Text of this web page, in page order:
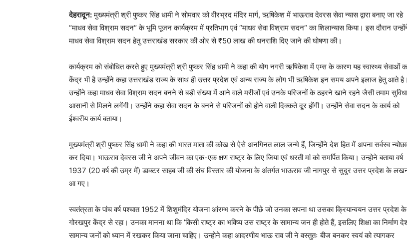
देहरादून:मुख्यमंत्री श्री पुष्कर सिंह धामी ने सोमवार को वीरभ्रद मंदिर मार्ग, ऋषिकेश में भाऊराव देवरस सेवा न्यास द्वारा बनाए जा रहे
“माधव सेवा विश्राम सदन“ के भूमि पूजन कार्यक्रम में प्रतिभाग एवं “माधव सेवा विश्राम सदन“ का शिलान्यास किया। इस दौरान
माधव सेवा विश्राम सदन हेतु उत्तराखंड सरकार की ओर से ₹50 लाख की धनराशि दिए जाने की घोषणा की।
कार्यक्रम को संबोधित करते हुए मुख्यमंत्री श्री पुष्कर सिंह धामी ने कहा की योग नगरी ऋषिकेश में एम्स के कारण यह स्वास्थ्य सेवाओं
केंद्र भी है उन्होंने कहा उत्तराखंड राज्य के साथ ही उत्तर प्रदेश एवं अन्य राज्य के लोग भी ऋषिकेश इन समय अपने इलाज हेतु आते है।
उन्होंने कहा माधव सेवा विश्राम सदन बनने से बड़ी संख्या में आने वाले मरीजों एवं उनके परिजनों के ठहरने खाने रहने जैसी तमाम
आसानी से मिलने लगेंगी। उन्होंने कहा सेवा सदन के बनने से परिजनों को होने वाली दिक्कते दूर होंगी। उन्होंने सेवा सदन के कार्य को
ईश्वरीय कार्य बताया।
मुख्यमंत्री श्री पुष्कर सिंह धामी ने कहा की भारत माता की कोख से ऐसे अनगिनत लाल जन्मे हैं, जिन्होंने देश हित में अपना सर्वस्व
कर दिया। भाऊराव देवरस जी ने अपने जीवन का एक-एक क्षण राष्ट्र के लिए जिया एवं धरती मां को समर्पित किया। उन्होने बताया वर्ष
1937 (20 वर्ष की उम्र में) डाक्टर साहब जी की संघ विस्तार की योजना के अंतर्गत भाऊराव जी नागपुर से सुदुर उत्तर प्रदेश के
आ गए।
स्वतंत्रता के पांच वर्ष पश्चात 1952 में शिशुमंदिर योजना आंरम्भ करने के पीछे जो उनका सपना था उसका क्रियान्वयन उत्तर प्रदेश के
गोरखपुर केंद्र से रहा। उनका मानना था कि ’किसी राष्ट्र का भविष्य उस राष्ट्र के सामान्य जन ही होते हैं, इसलिए शिक्षा का निर्माण
सामान्य जनों को ध्यान में रखकर किया जाना चाहिए। उन्होने कहा आदरणीय भाऊ राव जी ने वस्तुतः बीज बनकर स्वयं को त्यागकर